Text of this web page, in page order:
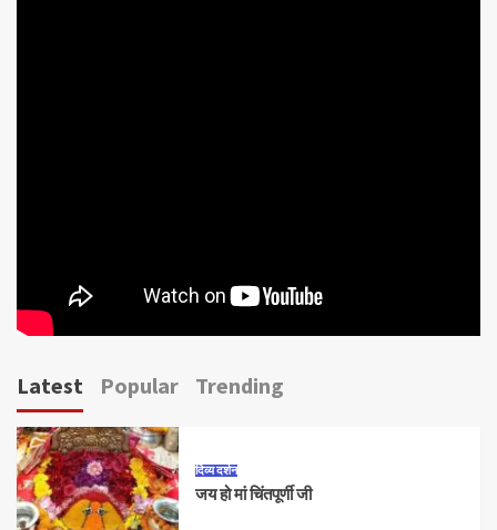
Latest Popular Trending
दिव्य दर्शन
जय हो मां चिंतपूर्णी जी